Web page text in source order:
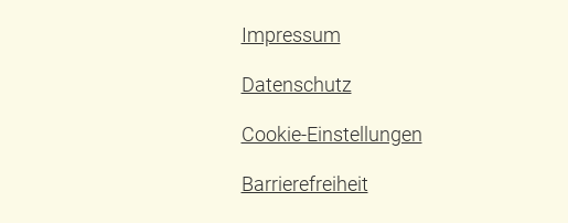
Impressum
Datenschutz
Cookie-Einstellungen
Barrierefreiheit